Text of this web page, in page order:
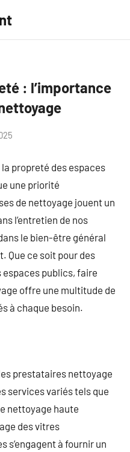
: l’importance
propreté des espaces
une priorité
de nettoyage jouent un
l’entretien de nos
le bien-être général
Que ce soit pour des
espaces publics, faire
offre une multitude de
à chaque besoin.
prestataires nettoyage
services variés tels que
nettoyage haute
des vitres
s’engagent à fournir un